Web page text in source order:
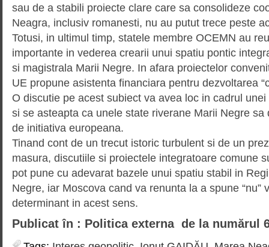
sau de a stabili proiecte clare care sa consolideze
Neagra, inclusiv romanesti, nu au putut trece peste
Totusi, in ultimul timp, statele membre OCEMN au
importante in vederea crearii unui spatiu pontic
si magistrala Marii Negre. In afara proiectelor
UE propune asistenta financiara pentru dezvoltarea
O discutie pe acest subiect va avea loc in cadrul
si se asteapta ca unele state riverane Marii Negre sa
de initiativa europeana.
Tinand cont de un trecut istoric turbulent si de un
masura, discutiile si proiectele integratoare comune
pot pune cu adevarat bazele unui spatiu stabil in
Negre, iar Moscova cand va renunta la a spune “nu”
determinant in acest sens.
Publicat în : Politica externa de la numărul